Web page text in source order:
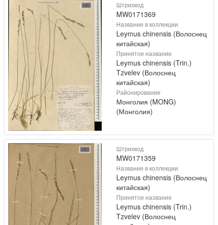
Штрихкод
MW0171369
Название в коллекции
Leymus chinensis (Волоснец
китайская)
Принятое название
Leymus chinensis (Trin.)
Tzvelev (Волоснец
китайская)
Районирование
Монголия (MONG)
(Монголия)
Штрихкод
MW0171359
Название в коллекции
Leymus chinensis (Волоснец
китайская)
Принятое название
Leymus chinensis (Trin.)
Tzvelev (Волоснец